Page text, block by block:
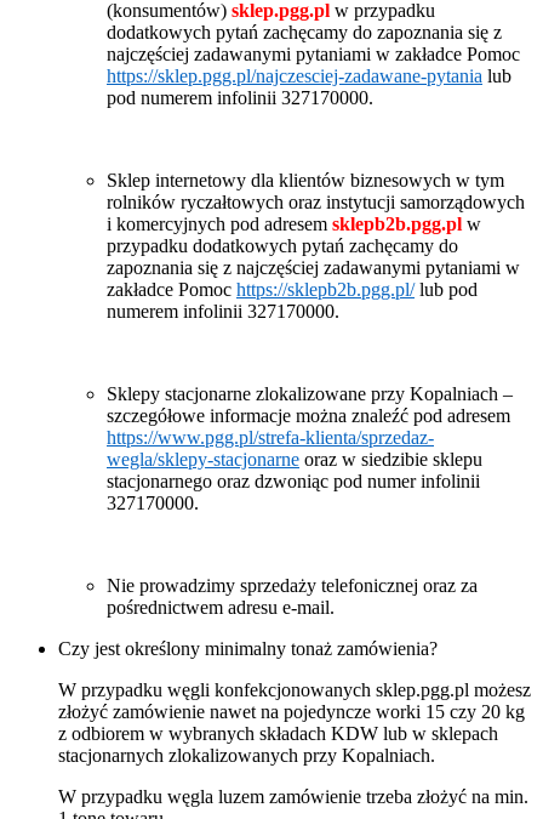
(konsumentów) sklep.pgg.pl w przypadku
dodatkowych pytań zachęcamy do zapoznania się z
najczęściej zadawanymi pytaniami w zakładce Pomoc
https://sklep.pgg.pl/najczesciej-zadawane-pytania lub
pod numerem infolinii 327170000.
Sklep internetowy dla klientów biznesowych w tym
rolników ryczałtowych oraz instytucji samorządowych
i komercyjnych pod adresem sklepb2b.pgg.pl w
przypadku dodatkowych pytań zachęcamy do
zapoznania się z najczęściej zadawanymi pytaniami w
zakładce Pomoc https://sklepb2b.pgg.pl/lub pod
numerem infolinii 327170000.
Sklepy stacjonarne zlokalizowane przy Kopalniach –
szczegółowe informacje można znaleźć pod adresem
https://www.pgg.pl/strefa-klienta/sprzedaz-
wegla/sklepy-stacjonarne oraz w siedzibie sklepu
stacjonarnego oraz dzwoniąc pod numer infolinii
327170000.
Nie prowadzimy sprzedaży telefonicznej oraz za
pośrednictwem adresu e-mail.
Czy jest określony minimalny tonaż zamówienia?
W przypadku węgli konfekcjonowanych sklep.pgg.pl możesz
złożyć zamówienie nawet na pojedyncze worki 15 czy 20 kg
z odbiorem w wybranych składach KDW lub w sklepach
stacjonarnych zlokalizowanych przy Kopalniach.
W przypadku węgla luzem zamówienie trzeba złożyć na min.